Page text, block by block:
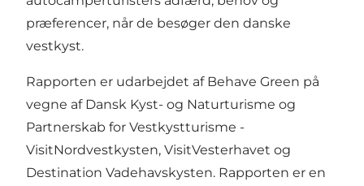
præferencer, når de besøger den danske
vestkyst.
Rapporten er udarbejdet af Behave Green på
vegne af Dansk Kyst- og Naturturisme og
Partnerskab for Vestkystturisme -
VisitNordvestkysten, VisitVesterhavet og
Destination Vadehavskysten. Rapporten er en